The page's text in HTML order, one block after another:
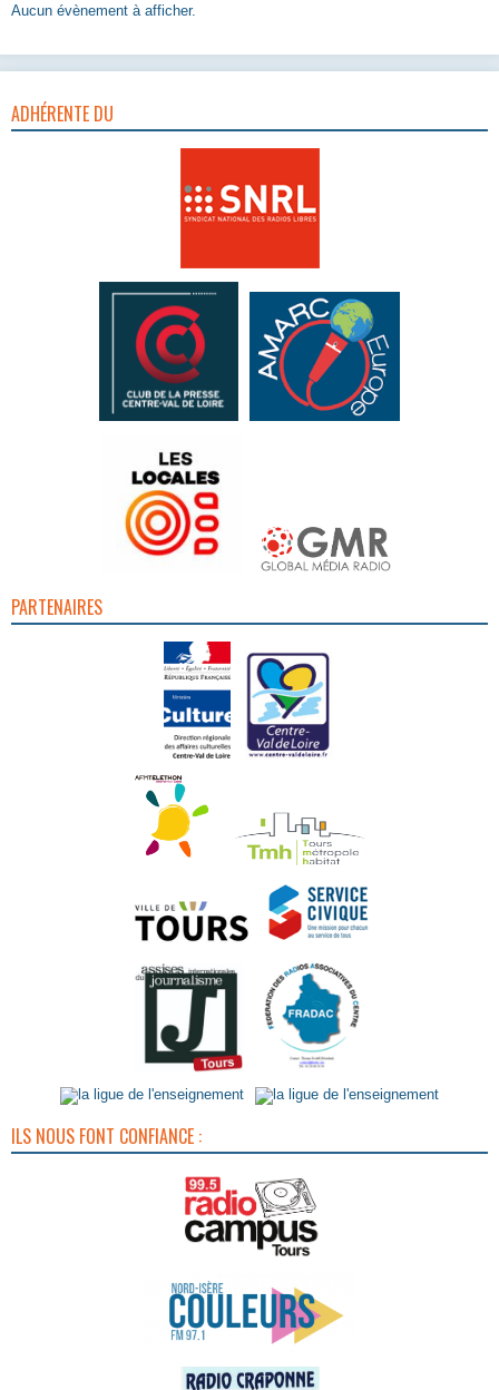
Aucun évènement à afficher.
ADHÉRENTE DU
PARTENAIRES
ILS NOUS FONT CONFIANCE :